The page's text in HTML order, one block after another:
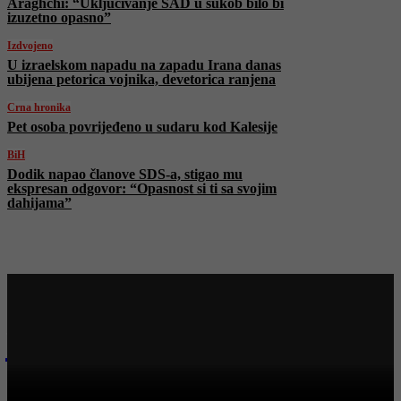
izuzetno opasno”
Izdvojeno
U izraelskom napadu na zapadu Irana danas
ubijena petorica vojnika, devetorica ranjena
Crna hronika
Pet osoba povrijeđeno u sudaru kod Kalesije
BiH
Dodik napao članove SDS-a, stigao mu
ekspresan odgovor: “Opasnost si ti sa svojim
dahijama”